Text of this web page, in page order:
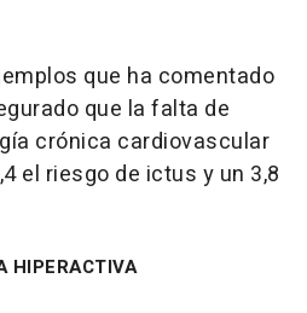
que ha comentado
que la falta de
crónica cardiovascular
el riesgo de ictus y un 3,8
HIPERACTIVA